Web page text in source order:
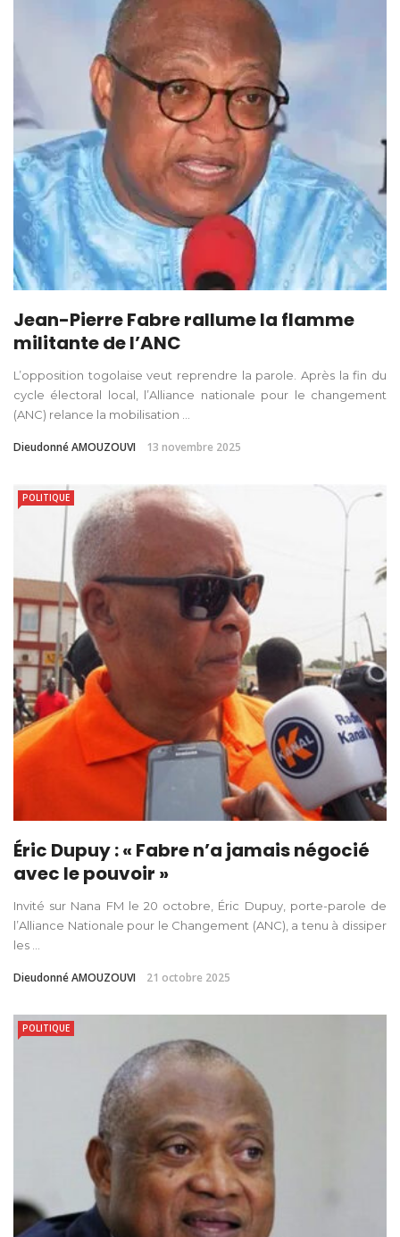
Jean-Pierre Fabre rallume la flamme
militante de l’ANC
L’opposition togolaise veut reprendre la parole. Après la fin du
cycle électoral local, l’Alliance nationale pour le changement
(ANC) relance la mobilisation ...
Dieudonné AMOUZOUVI 13 novembre 2025
POLITIQUE
Éric Dupuy : « Fabre n’a jamais négocié
avec le pouvoir »
Invité sur Nana FM le 20 octobre, Éric Dupuy, porte-parole de
l’Alliance Nationale pour le Changement (ANC), a tenu à dissiper
les ...
Dieudonné AMOUZOUVI 21 octobre 2025
POLITIQUE